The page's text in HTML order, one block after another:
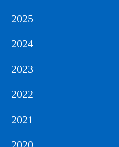
2025
2024
2023
2022
2021